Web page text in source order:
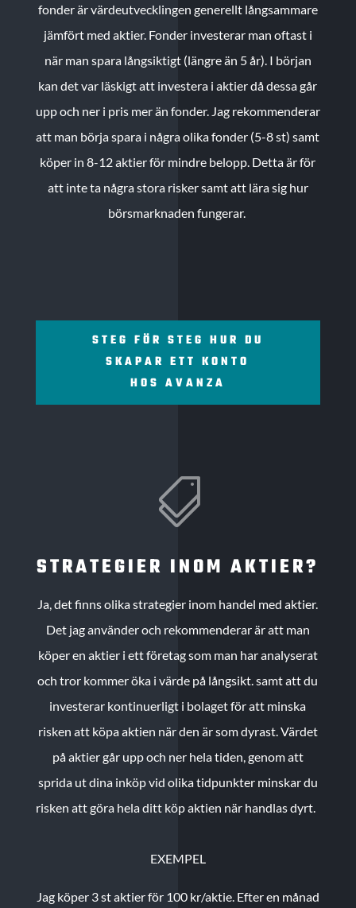
fonder är värdeutvecklingen generellt långsammare
jämfört med aktier. Fonder investerar man oftast i
när man spara långsiktigt (längre än 5 år). I början
kan det var läskigt att investera i aktier då dessa går
upp och ner i pris mer än fonder. Jag rekommenderar
att man börja spara i några olika fonder (5-8 st) samt
köper in 8-12 aktier för mindre belopp. Detta är för
att inte ta några stora risker samt att lära sig hur
börsmarknaden fungerar.
STEG FÖR STEG HUR DU
SKAPAR ETT KONTO
HOS AVANZA

STRATEGIER INOM AKTIER?
Ja, det finns olika strategier inom handel med aktier.
Det jag använder och rekommenderar är att man
köper en aktier i ett företag som man har analyserat
och tror kommer öka i värde på långsikt. samt att du
investerar kontinuerligt i bolaget för att minska
risken att köpa aktien när den är som dyrast. Värdet
på aktier går upp och ner hela tiden, genom att
sprida ut dina inköp vid olika tidpunkter minskar du
risken att göra hela ditt köp aktien när handlas dyrt.
EXEMPEL
Jag köper 3 st aktier för 100 kr/aktie. Efter en månad